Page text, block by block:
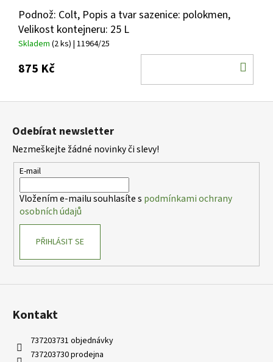
Podnož: Colt, Popis a tvar sazenice: polokmen,
Velikost kontejneru: 25 L
Skladem (2 ks) | 11964/25
875 Kč
Z
Odebírat newsletter
Nezmeškejte žádné novinky či slevy!
E-mail
Vložením e-mailu souhlasíte s podmínkami ochrany
osobních údajů
PŘIHLÁSIT SE
Kontakt
737203731 objednávky
737203730 prodejna